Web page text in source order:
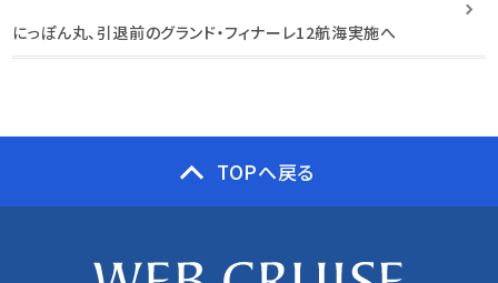
にっぽん丸、引退前のグランド・フィナーレ12航海実施へ
TOPへ戻る